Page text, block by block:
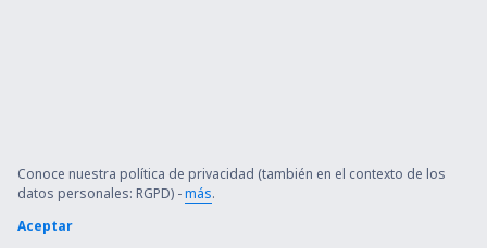
Conoce nuestra política de privacidad (también en el contexto de los
datos personales: RGPD) -más.
Aceptar